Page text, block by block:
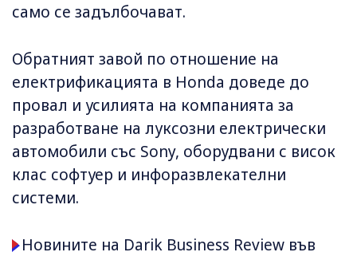
само се задълбочават.
Обратният завой по отношение на
електрификацията в Honda доведе до
провал и усилията на компанията за
разработване на луксозни електрически
автомобили със Sony, оборудвани с висок
клас софтуер и инфоразвлекателни
системи.
Новините на Darik Business Review във